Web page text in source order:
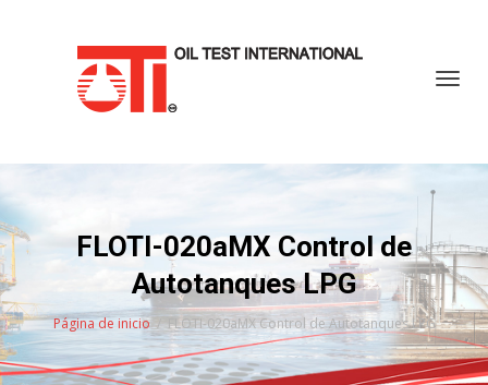
FLOTI-020aMX Control de
Autotanques LPG
Página de inicio FLOTI-020aMX Control de Autotanques LPG